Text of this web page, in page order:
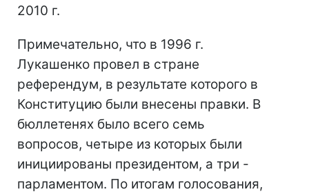
2010 г.
Примечательно, что в 1996 г.
Лукашенко провел в стране
референдум, в результате которого в
Конституцию были внесены правки. В
бюллетенях было всего семь
вопросов, четыре из которых были
инициированы президентом, а три -
парламентом. По итогам голосования,